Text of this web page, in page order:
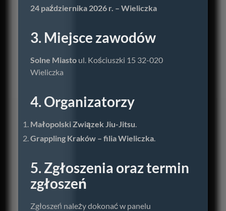
24 października 2026 r. – Wieliczka
3. Miejsce zawodów
Solne Miasto ul. Kościuszki 15 32-020
Wieliczka
4. Organizatorzy
Małopolski Związek Jiu-Jitsu
Grappling Kraków – filia Wieliczka
5. Zgłoszenia oraz termin
zgłoszeń
Zgłoszeń należy dokonać w panelu